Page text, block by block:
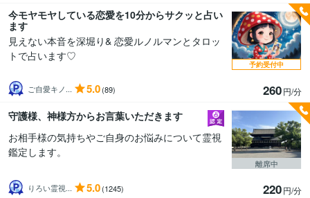
今モヤモヤしている恋愛を10分からサクッと占い
ます
見えない本音を深堀り& 恋愛ルノルマンとタロッ
トで占います♡
ご自愛キノ... 5.0(89) 260円/分
予約受付中
守護様、神様方からお言葉いただきます
お相手様の気持ちやご自身のお悩みについて霊視
鑑定します。
りろい霊視... 5.0(1245) 220円/分
離席中